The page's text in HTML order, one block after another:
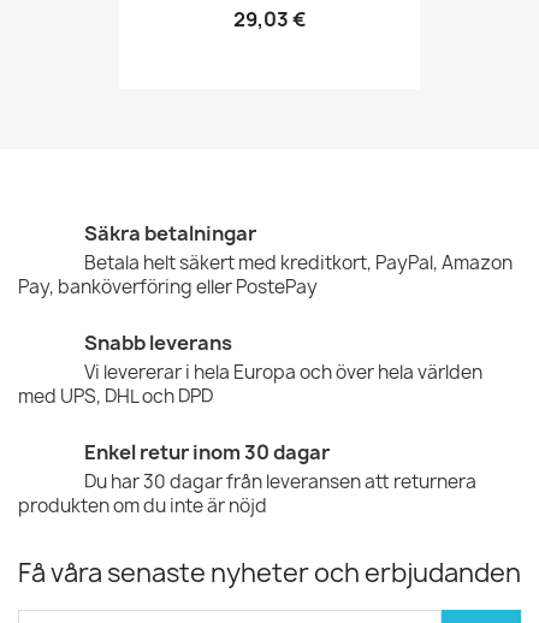
29,03 €
Säkra betalningar
Betala helt säkert med kreditkort, PayPal, Amazon
Pay, banköverföring eller PostePay
Snabb leverans
Vi levererar i hela Europa och över hela världen
med UPS, DHL och DPD
Enkel retur inom 30 dagar
Du har 30 dagar från leveransen att returnera
produkten om du inte är nöjd
Få våra senaste nyheter och erbjudanden